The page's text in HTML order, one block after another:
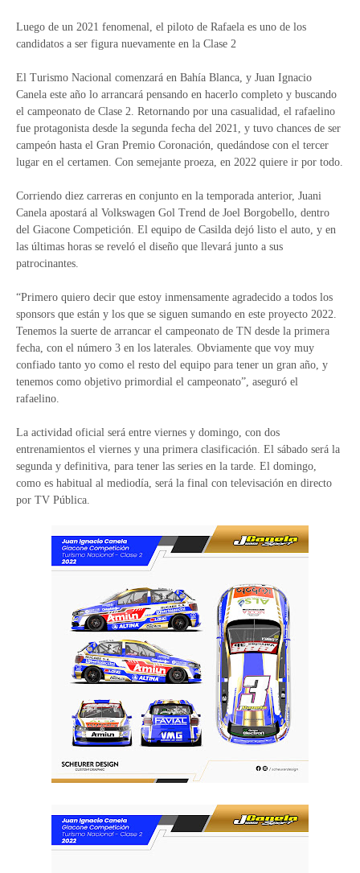
Luego de un 2021 fenomenal, el piloto de Rafaela es uno de los
candidatos a ser figura nuevamente en la Clase 2
El Turismo Nacional comenzará en Bahía Blanca, y Juan Ignacio
Canela este año lo arrancará pensando en hacerlo completo y buscando
el campeonato de Clase 2. Retornando por una casualidad, el rafaelino
fue protagonista desde la segunda fecha del 2021, y tuvo chances de ser
campeón hasta el Gran Premio Coronación, quedándose con el tercer
lugar en el certamen. Con semejante proeza, en 2022 quiere ir por todo.
Corriendo diez carreras en conjunto en la temporada anterior, Juani
Canela apostará al Volkswagen Gol Trend de Joel Borgobello, dentro
del Giacone Competición. El equipo de Casilda dejó listo el auto, y en
las últimas horas se reveló el diseño que llevará junto a sus
patrocinantes.
“Primero quiero decir que estoy inmensamente agradecido a todos los
sponsors que están y los que se siguen sumando en este proyecto 2022.
Tenemos la suerte de arrancar el campeonato de TN desde la primera
fecha, con el número 3 en los laterales. Obviamente que voy muy
confiado tanto yo como el resto del equipo para tener un gran año, y
tenemos como objetivo primordial el campeonato”, aseguró el
rafaelino.
La actividad oficial será entre viernes y domingo, con dos
entrenamientos el viernes y una primera clasificación. El sábado será la
segunda y definitiva, para tener las series en la tarde. El domingo,
como es habitual al mediodía, será la final con televisación en directo
por TV Pública.